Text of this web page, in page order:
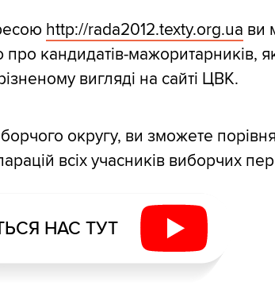
http://rada2012.texty.org.ua ви
кандидатів-мажоритарників,
вигляді на сайті ЦВК.
округу, ви зможете
всіх учасників виборчих
НАС ТУТ